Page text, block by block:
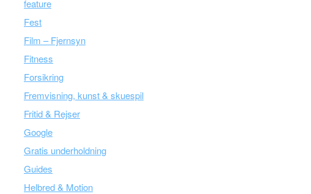
feature
Fest
Film – Fjernsyn
Fitness
Forsikring
Fremvisning, kunst & skuespil
Fritid & Rejser
Google
Gratis underholdning
Guides
Helbred & Motion